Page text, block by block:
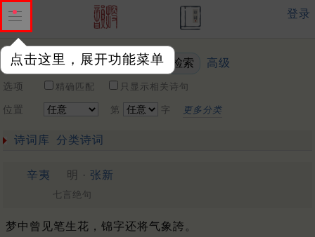
点击这里，展开功能菜单
登录
关键词 高级
选项 精确匹配 只显示相关诗句
位置 第 字 更多分类
诗词库 分类诗词
辛夷 明 · 张新
七言绝句
梦中曾见笔生花，锦字还将气象誇。